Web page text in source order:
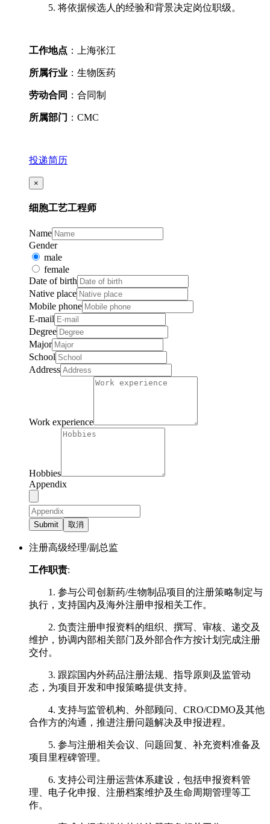
5. 将依据候选人的经验和背景决定岗位职级。
工作地点 ：上海张江
所属行业 ：生物医药
劳动合同 ：合同制
所属部门 ：CMC
投递简历
×
细胞工艺工程师
Name
Gender
male
female
Date of birth
Native place
Mobile phone
E-mail
Degree
Major
School
Address
Work experience
Hobbies
Appendix
Submit 取消
注册高级经理/副总监
工作职责:
1. 参与公司创新药/生物制品项目的注册策略制定与
执行，支持国内及海外注册申报相关工作。
2. 负责注册申报资料的组织、撰写、审核、递交及
维护，协调内部相关部门及外部合作方按计划完成注册
交付。
3. 跟踪国内外药品注册法规、指导原则及监管动
态，为项目开发和申报策略提供支持。
4. 支持与监管机构、外部顾问、CRO/CDMO及其他
合作方的沟通，推进注册问题解决及申报进程。
5. 参与注册相关会议、问题回复、补充资料准备及
项目里程碑管理。
6. 支持公司注册运营体系建设，包括申报资料管
理、电子化申报、注册档案维护及生命周期管理等工
作。